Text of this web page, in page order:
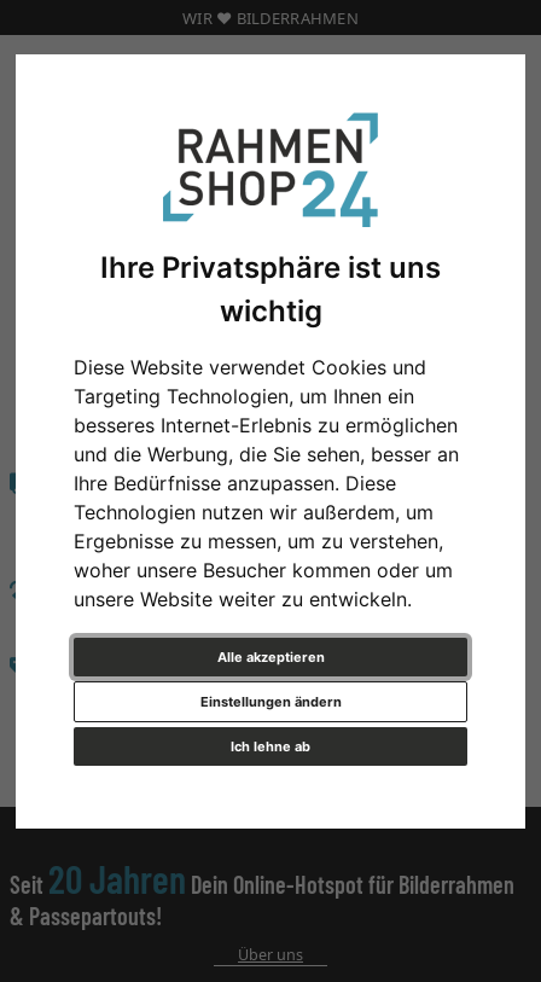
Ihre Privatsphäre ist uns
wichtig
Diese Website verwendet Cookies und
Targeting Technologien, um Ihnen ein
besseres Internet-Erlebnis zu ermöglichen
und die Werbung, die Sie sehen, besser an
Ihre Bedürfnisse anzupassen. Diese
Technologien nutzen wir außerdem, um
Ergebnisse zu messen, um zu verstehen,
woher unsere Besucher kommen oder um
unsere Website weiter zu entwickeln.
Alle akzeptieren
Ich lehne ab
Einstellungen ändern
WIR ❤️ BILDERRAHMEN
Kolorrami Bilderwände
BILDERWÄNDE
KOMPETENZ
20 Jahre zufriedene Kunden
VERSAND
Immer 8,90 € Versand
egal wie viel oder groß!
100 Tage Rückgaberecht
Über 500.000 Artikel zur Auswahl
Seit 20 Jahren Dein Online-Hotspot für Bilderrahmen
& Passepartouts!
Über uns